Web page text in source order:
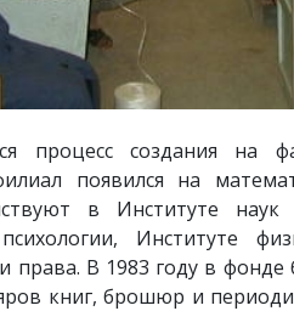
процесс создания на
появился на
в Институте
Институте
права. В 1983 году в фонде
книг, брошюр и